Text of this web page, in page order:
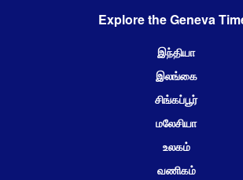
Explore the Geneva
இந்தியா
இலங்கை
சிங்கப்பூர்
மலேசியா
உலகம்
வணிகம்